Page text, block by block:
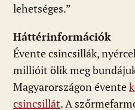
lehetséges.”
Háttérinformációk
Évente csincsillák,
millióit ölik meg
Magyarországon évente
csincsillát. A